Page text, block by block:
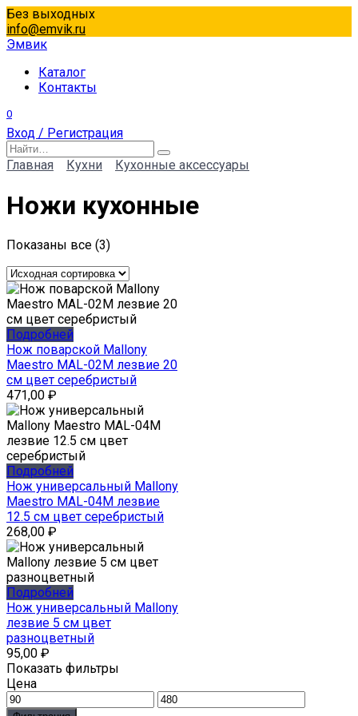
Перейти
к
содержанию
Без выходных
info@emvik.ru
Эмвик
Каталог
Контакты
0
Вход / Регистрация
Search
for:
Главная Кухни Кухонные аксессуары
Ножи кухонные
Показаны все (3)
Подробней
Нож поварской Mallony
Maestro MAL-02M лезвие 20
см цвет серебристый
471,00 ₽
Подробней
Нож универсальный Mallony
Maestro MAL-04M лезвие
12.5 см цвет серебристый
268,00 ₽
Подробней
Нож универсальный Mallony
лезвие 5 см цвет
разноцветный
95,00 ₽
Показать фильтры
Цена
Минимальная
Максимальная